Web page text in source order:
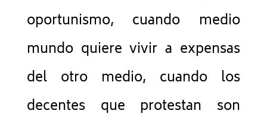
oportunismo, cuando medio
mundo quiere vivir a expensas
del otro medio, cuando los
decentes que protestan son